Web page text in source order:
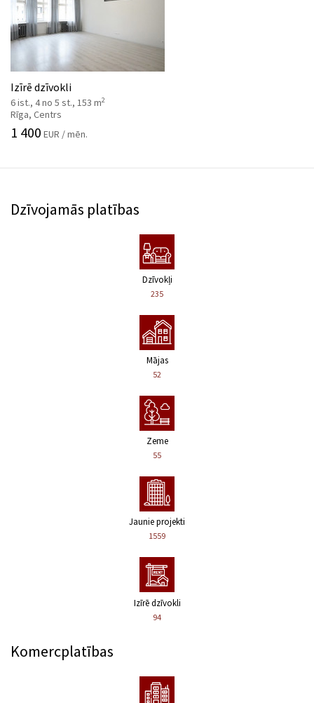
Izīrē dzīvokli
6 ist., 4 no 5 st., 153 m2
Rīga, Centrs
1 400 EUR / mēn.
Dzīvojamās platības
Dzīvokļi
235
Mājas
52
Zeme
55
Jaunie projekti
1559
Izīrē dzīvokli
94
Komercplatības